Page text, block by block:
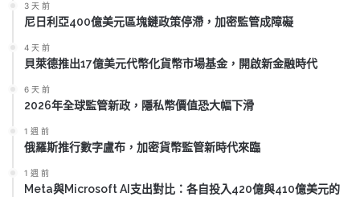
3 天 前
尼日利亞400億美元區塊鏈政策停滯，加密監管成障礙
4 天 前
貝萊德推出17億美元代幣化貨幣市場基金，開啟新金融時代
6 天 前
2026年全球監管新政，隱私幣價值恐大幅下滑
1 週 前
俄羅斯推行數字盧布，加密貨幣監管新時代來臨
1 週 前
Meta與Microsoft AI支出對比：各自投入420億與410億美元的